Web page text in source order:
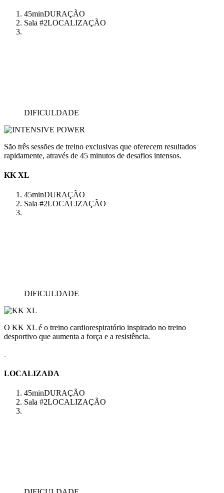
45minDURAÇÃO
Sala #2LOCALIZAÇÃO
DIFICULDADE
São três sessões de treino exclusivas que oferecem resultados
rapidamente, através de 45 minutos de desafios intensos.
KK XL
45minDURAÇÃO
Sala #2LOCALIZAÇÃO
DIFICULDADE
O KK XL é o treino cardiorespiratório inspirado no treino
desportivo que aumenta a força e a resistência.
LOCALIZADA
45minDURAÇÃO
Sala #2LOCALIZAÇÃO